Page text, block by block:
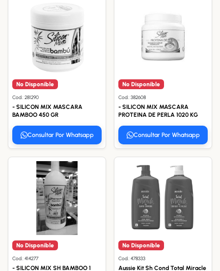
No Disponible
Cod.: 281290
- SILICON MIX MASCARA
BAMBOO 450 GR
Consultar Por Whatsapp
No Disponible
Cod.: 382608
- SILICON MIX MASCARA
PROTEINA DE PERLA 1020 KG
Consultar Por Whatsapp
No Disponible
Cod.: 414277
- SILICON MIX SH BAMBOO 1
No Disponible
Cod.: 478333
Aussie Kit Sh Cond Total Miracle